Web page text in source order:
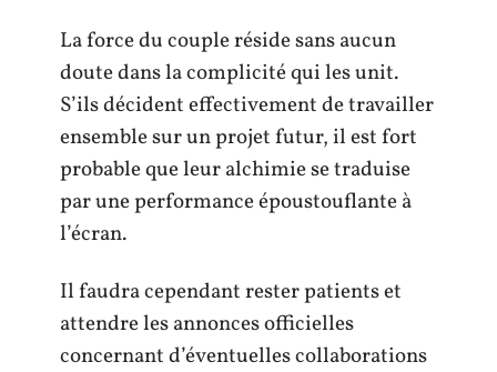
La force du couple réside sans aucun
doute dans la complicité qui les unit.
S’ils décident effectivement de travailler
ensemble sur un projet futur, il est fort
probable que leur alchimie se traduise
par une performance époustouflante à
l’écran.
Il faudra cependant rester patients et
attendre les annonces officielles
concernant d’éventuelles collaborations